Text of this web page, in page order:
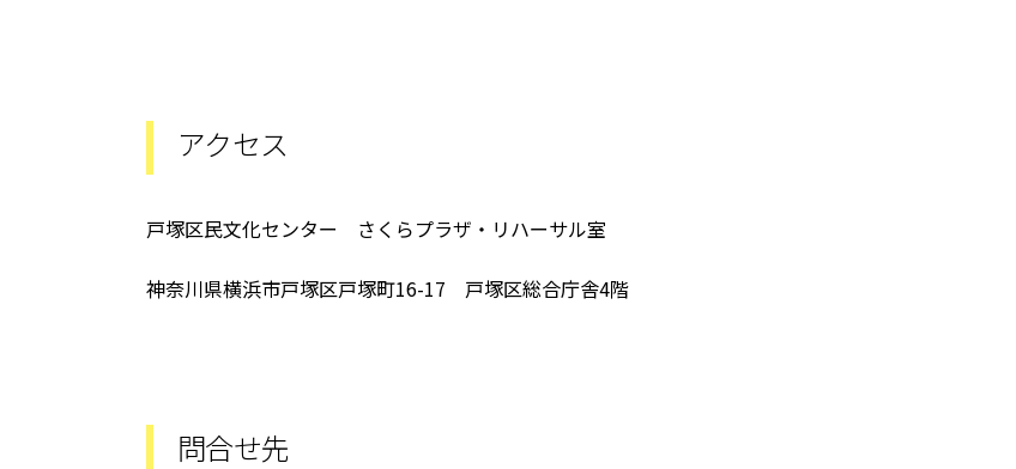
アクセス
戸塚区民文化センター さくらプラザ・リハーサル室
神奈川県横浜市戸塚区戸塚町16-17 戸塚区総合庁舎4階
問合せ先